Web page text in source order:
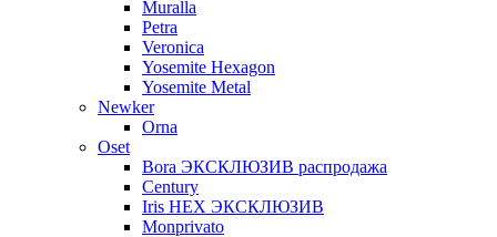
Muralla
Petra
Veroniсa
Yosemite Hexagon
Yosemite Metal
Newker
Orna
Oset
Bora ЭКСКЛЮЗИВ распродажа
Century
Iris HEX ЭКСКЛЮЗИВ
Monprivato